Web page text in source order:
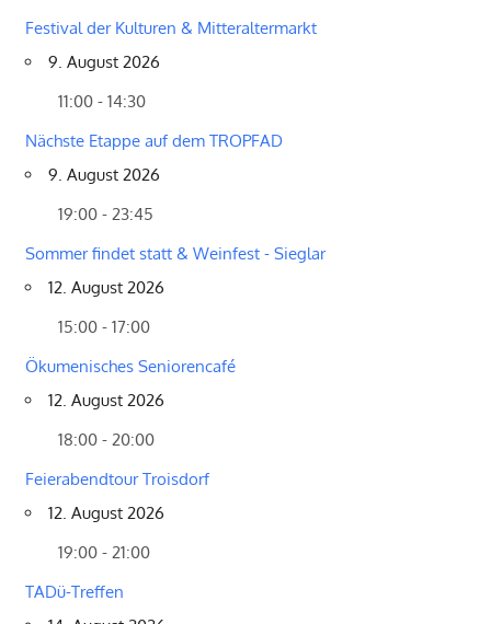
Festival der Kulturen & Mitteraltermarkt
9. August 2026
11:00 - 14:30
Nächste Etappe auf dem TROPFAD
9. August 2026
19:00 - 23:45
Sommer findet statt & Weinfest - Sieglar
12. August 2026
15:00 - 17:00
Ökumenisches Seniorencafé
12. August 2026
18:00 - 20:00
Feierabendtour Troisdorf
12. August 2026
19:00 - 21:00
TADü-Treffen